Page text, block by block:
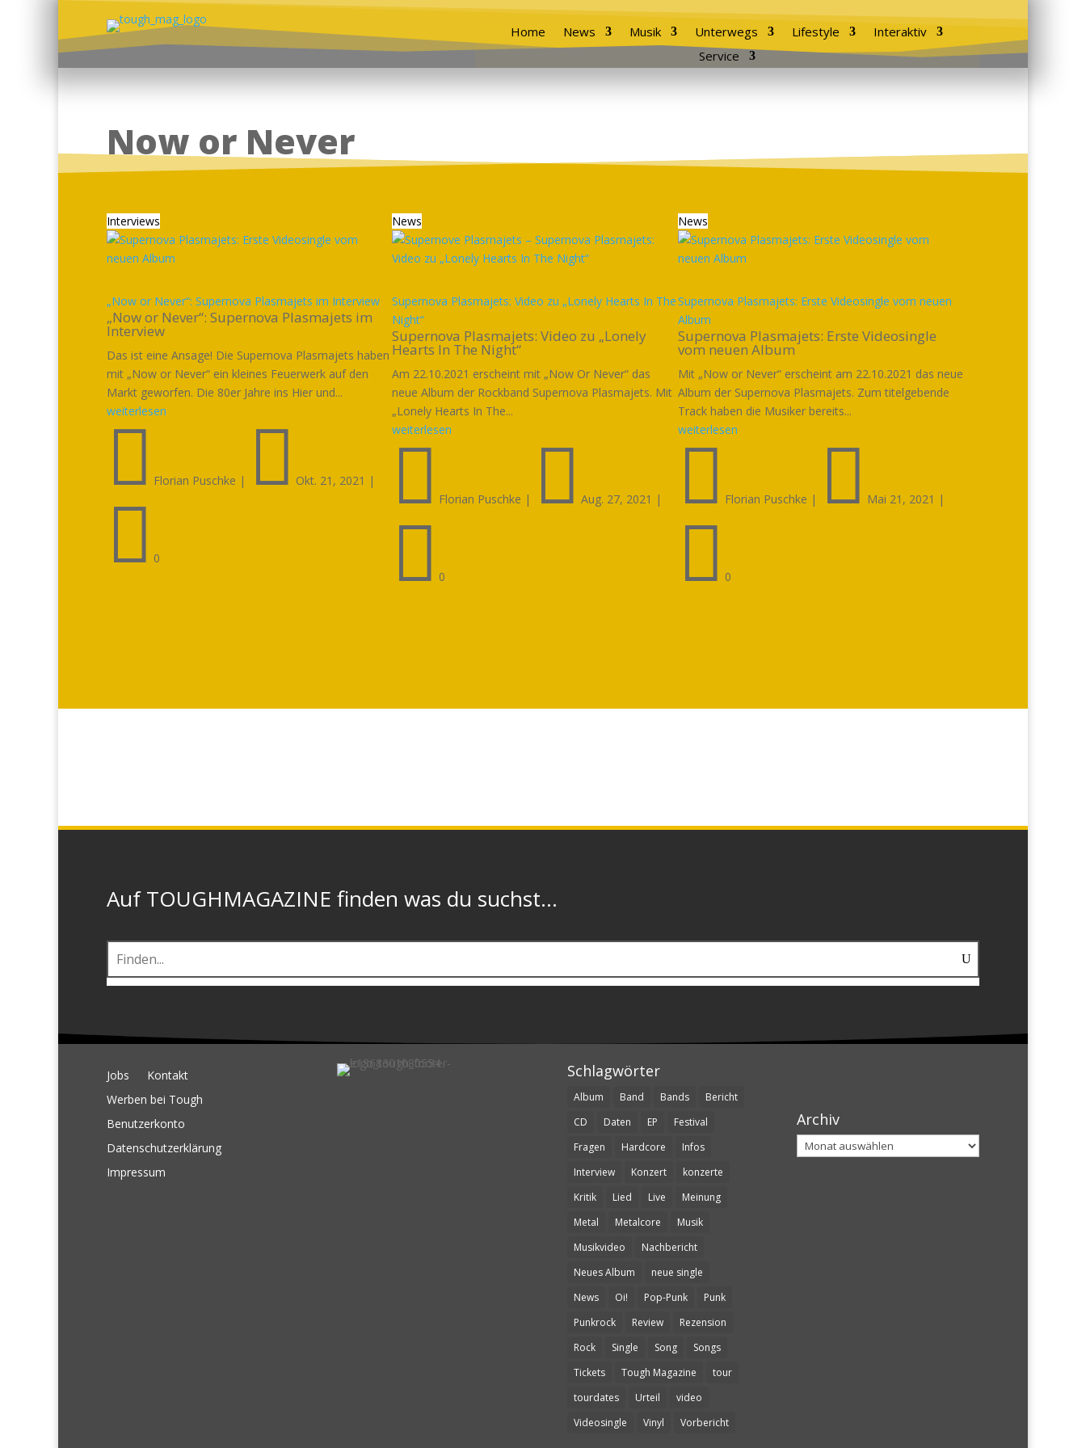
Home News Musik Unterwegs Lifestyle
Interaktiv
Service
Now or Never
Interviews
„Now or Never“: Supernova Plasmajets im Interview
„Now or Never“: Supernova Plasmajets im
Interview
Das ist eine Ansage! Die Supernova Plasmajets haben
mit „Now or Never“ ein kleines Feuerwerk auf den
Markt geworfen. Die 80er Jahre ins Hier und...
weiterlesen
 Florian Puschke |  Okt. 21, 2021 |
 0
News
Supernova Plasmajets: Video zu „Lonely Hearts In The
Night“
Supernova Plasmajets: Video zu „Lonely
Hearts In The Night“
Am 22.10.2021 erscheint mit „Now Or Never“ das
neue Album der Rockband Supernova Plasmajets. Mit
„Lonely Hearts In The...
weiterlesen
 Florian Puschke | Aug. 27, 2021 |
 0
News
Supernova Plasmajets: Erste Videosingle vom neuen
Album
Supernova Plasmajets: Erste Videosingle
vom neuen Album
Mit „Now or Never“ erscheint am 22.10.2021 das neue
Album der Supernova Plasmajets. Zum titelgebende
Track haben die Musiker bereits...
weiterlesen
 Florian Puschke |  Mai 21, 2021 |
 0
Auf TOUGHMAGAZINE finden was du suchst...
Jobs
Kontakt
Werben bei Tough
Benutzerkonto
Datenschutzerklärung
Impressum
Schlagwörter
Album Band Bands
Bericht
CD
Daten EP
Festival
Fragen
Hardcore
Infos
Interview
Konzert
konzerte
Kritik
Lied Live
Meinung
Metal
Metalcore
Musik
Musikvideo
Nachbericht
Neues Album
neue single
News
Oi! Pop-Punk
Punk
Punkrock
Review
Rezension
Rock
Single Song
Songs
Tickets
Tough Magazine
tour
tourdates
Urteil
video
Videosingle
Vinyl Vorbericht
Archiv
Archiv